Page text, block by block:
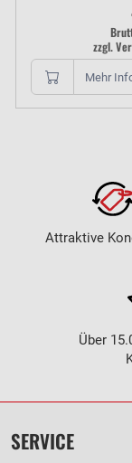
zzgl.
Mehr
Attraktive
Über
SERVICE